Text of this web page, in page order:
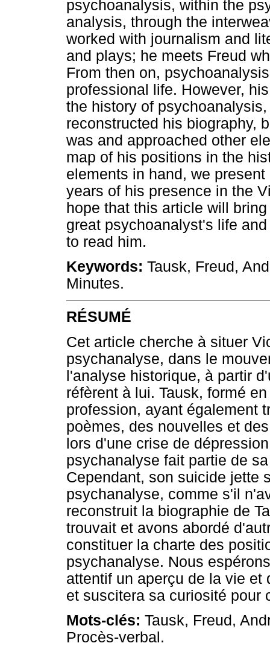
psychoanalysis, within the
analysis, through the
worked with journalism and
and plays; he meets Freud
From then on,
professional life. However,
the history of
reconstructed his biography,
was and approached other
map of his positions in the
elements in hand, we
years of his presence in the
hope that this article will
great psychoanalyst's life
to read him.
Keywords: Tausk, Freud,
Minutes.
RÉSUMÉ
Cet article cherche à situer
psychanalyse, dans le
l'analyse historique, à partir
réfèrent à lui. Tausk, formé
profession, ayant également
poèmes, des nouvelles et
lors d'une crise de
psychanalyse fait partie de
Cependant, son suicide jette
psychanalyse, comme s'il
reconstruit la biographie de
trouvait et avons abordé
constituer la charte des
psychanalyse. Nous
attentif un aperçu de la vie
et suscitera sa curiosité pour
Mots-clés: Tausk, Freud,
Procès-verbal.